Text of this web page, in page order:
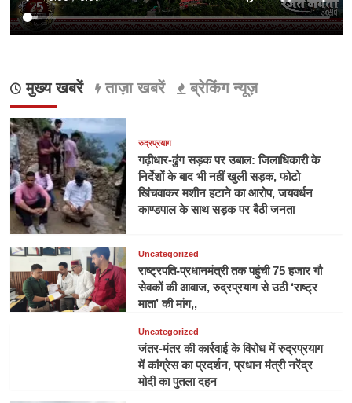
मुख्य खबरें ताज़ा खबरें ब्रेकिंग न्यूज़
रुद्रप्रयाग
गढ़ीधार-ढुंग सड़क पर उबाल: जिलाधिकारी के
निर्देशों के बाद भी नहीं खुली सड़क, फोटो
खिंचवाकर मशीन हटाने का आरोप, जयवर्धन
काण्डपाल के साथ सड़क पर बैठी जनता
Uncategorized
राष्ट्रपति-प्रधानमंत्री तक पहुंची 75 हजार गौ
सेवकों की आवाज, रुद्रप्रयाग से उठी ‘राष्ट्र
माता’ की मांग,,
Uncategorized
जंतर-मंतर की कार्रवाई के विरोध में रुद्रप्रयाग
में कांग्रेस का प्रदर्शन, प्रधान मंत्री नरेंद्र
मोदी का पुतला दहन